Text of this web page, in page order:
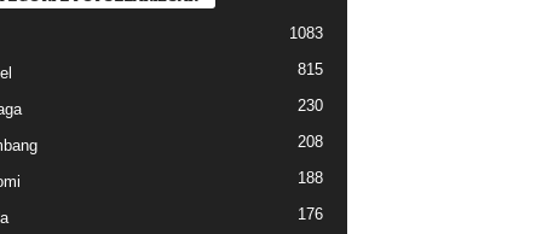
1083
815
230
208
188
176